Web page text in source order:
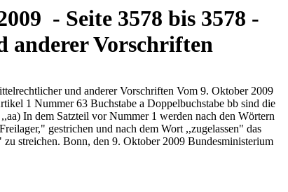
- Seite 3578 bis 3578 -
anderer Vorschriften
und anderer Vorschriften Vom 9. Oktober 2009
1 Nummer 63 Buchstabe a Doppelbuchstabe bb sind die
In dem Satzteil vor Nummer 1 werden nach den Wörtern
gestrichen und nach dem Wort ,,zugelassen" das
streichen. Bonn, den 9. Oktober 2009 Bundesministerium